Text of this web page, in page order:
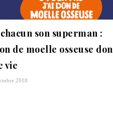
son superman :
de moelle osseuse don
vie
2018